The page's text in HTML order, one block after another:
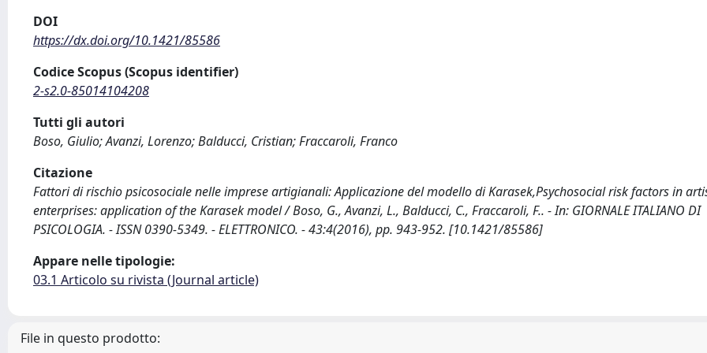
DOI
https://dx.doi.org/10.1421/85586
Codice Scopus (Scopus identifier)
2-s2.0-85014104208
Tutti gli autori
Boso, Giulio; Avanzi, Lorenzo; Balducci, Cristian; Fraccaroli, Franco
Citazione
Fattori di rischio psicosociale nelle imprese artigianali: Applicazione del modello di Karasek,Psychosocial risk factors in
enterprises: application of the Karasek model / Boso, G., Avanzi, L., Balducci, C., Fraccaroli, F.. - In: GIORNALE ITALIANO DI
PSICOLOGIA. - ISSN 0390-5349. - ELETTRONICO. - 43:4(2016), pp. 943-952. [10.1421/85586]
Appare nelle tipologie:
03.1 Articolo su rivista (Journal article)
File in questo prodotto: